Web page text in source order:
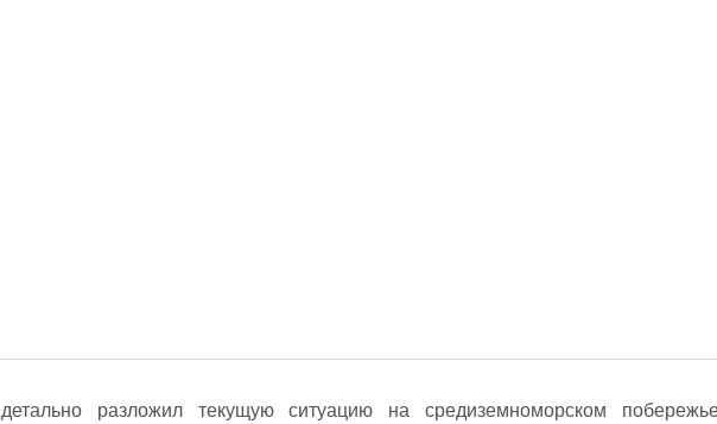
разложил текущую ситуацию на средиземноморском